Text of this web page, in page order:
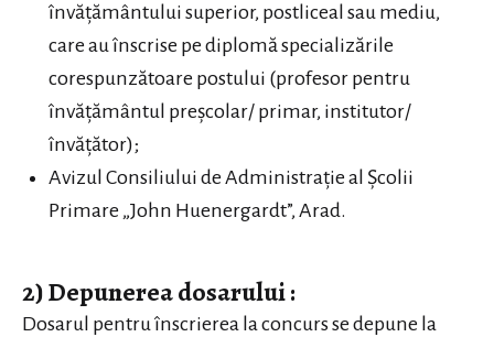
învățământului superior, postliceal sau mediu,
care au înscrise pe diplomă specializările
corespunzătoare postului (profesor pentru
învățământul preșcolar/ primar, institutor/
învățător);
Avizul Consiliului de Administrație al Școlii
Primare „John Huenergardt”, Arad.
2) Depunerea dosarului :
Dosarul pentru înscrierea la concurs se depune la